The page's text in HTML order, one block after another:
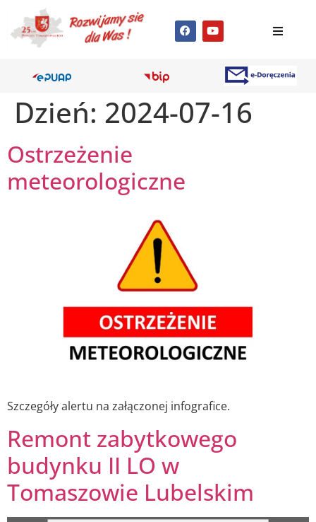
Dzień: 2024-07-16
Ostrzeżenie
meteorologiczne
Szczegóły alertu na załączonej infografice.
Remont zabytkowego
budynku II LO w
Tomaszowie Lubelskim